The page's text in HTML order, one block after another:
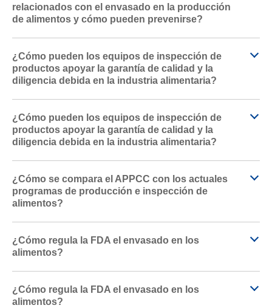
relacionados con el envasado en la producción
de alimentos y cómo pueden prevenirse?
¿Cómo pueden los equipos de inspección de
productos apoyar la garantía de calidad y la
diligencia debida en la industria alimentaria?
¿Cómo pueden los equipos de inspección de
productos apoyar la garantía de calidad y la
diligencia debida en la industria alimentaria?
¿Cómo se compara el APPCC con los actuales
programas de producción e inspección de
alimentos?
¿Cómo regula la FDA el envasado en los
alimentos?
¿Cómo regula la FDA el envasado en los
alimentos?